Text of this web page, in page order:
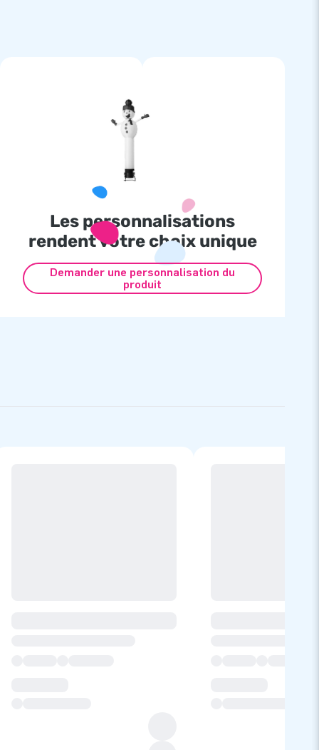
Les personnalisations
rendent votre choix unique
Demander une personnalisation du
produit